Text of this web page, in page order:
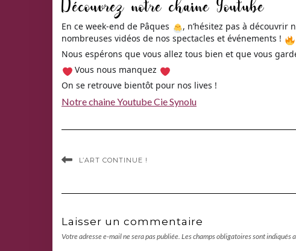
En ce week-end de Pâques
, n’hésitez pas à découvrir
nombreuses vidéos de nos spectacles et événements !
Nous espérons que vous allez tous bien et que vous
Vous nous manquez
On se retrouve bientôt pour nos lives !
Notre chaine Youtube Cie Synolu
L’ART CONTINUE !
Laisser un commentaire
Votre adresse e-mail ne sera pas publiée. Les champs obligatoires sont indiqués